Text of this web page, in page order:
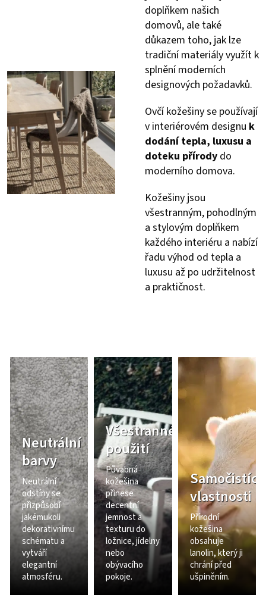
doplňkem našich
domovů, ale také
důkazem toho, jak lze
tradiční materiály využít k
splnění moderních
designových požadavků.
Ovčí kožešiny se používají
v interiérovém designu k
dodání tepla, luxusu a
doteku přírody do
moderního domova.
Kožešiny jsou
všestranným, pohodlným
a stylovým doplňkem
každého interiéru a nabízí
řadu výhod od tepla a
luxusu až po udržitelnost
a praktičnost.
Neutrální
barvy
Neutrální
odstíny se
přizpůsobí
jakémukoli
dekorativnímu
schématu a
vytváří
elegantní
atmosféru.
Všestranné
použití
Půvabná
kožešina
přinese
decentní
jemnost a
texturu do
ložnice, jídelny
nebo
obývacího
pokoje.
Samočistící
vlastnosti
Přírodní
kožešina
obsahuje
lanolin, který ji
chrání před
ušpiněním.